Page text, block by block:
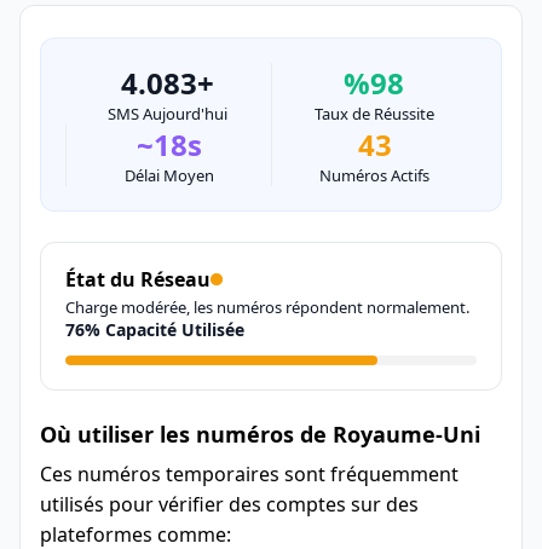
4.083+
SMS Aujourd'hui
%98
Taux de Réussite
~18s
Délai Moyen
43
Numéros Actifs
État du Réseau
Charge modérée, les numéros répondent normalement.
76% Capacité Utilisée
Où utiliser les numéros de Royaume-Uni
Ces numéros temporaires sont fréquemment
utilisés pour vérifier des comptes sur des
plateformes comme: